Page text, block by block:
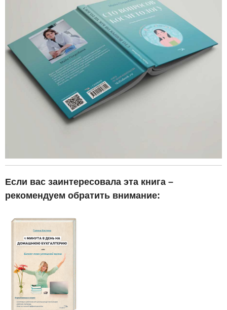
Если вас заинтересовала эта книга –
рекомендуем обратить внимание: